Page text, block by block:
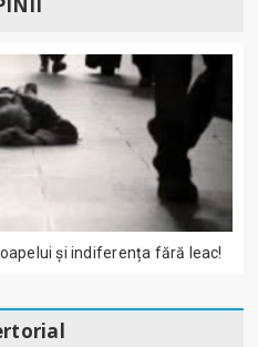
și indiferența fără leac!